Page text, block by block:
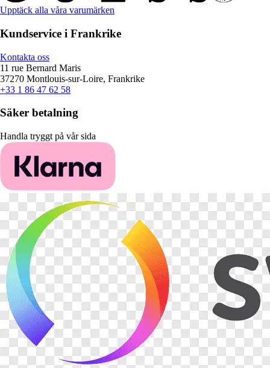
Upptäck alla våra varumärken
Kundservice i Frankrike
Kontakta oss
11 rue Bernard Maris
37270 Montlouis-sur-Loire, Frankrike
+33 1 86 47 62 58
Säker betalning
Handla tryggt på vår sida